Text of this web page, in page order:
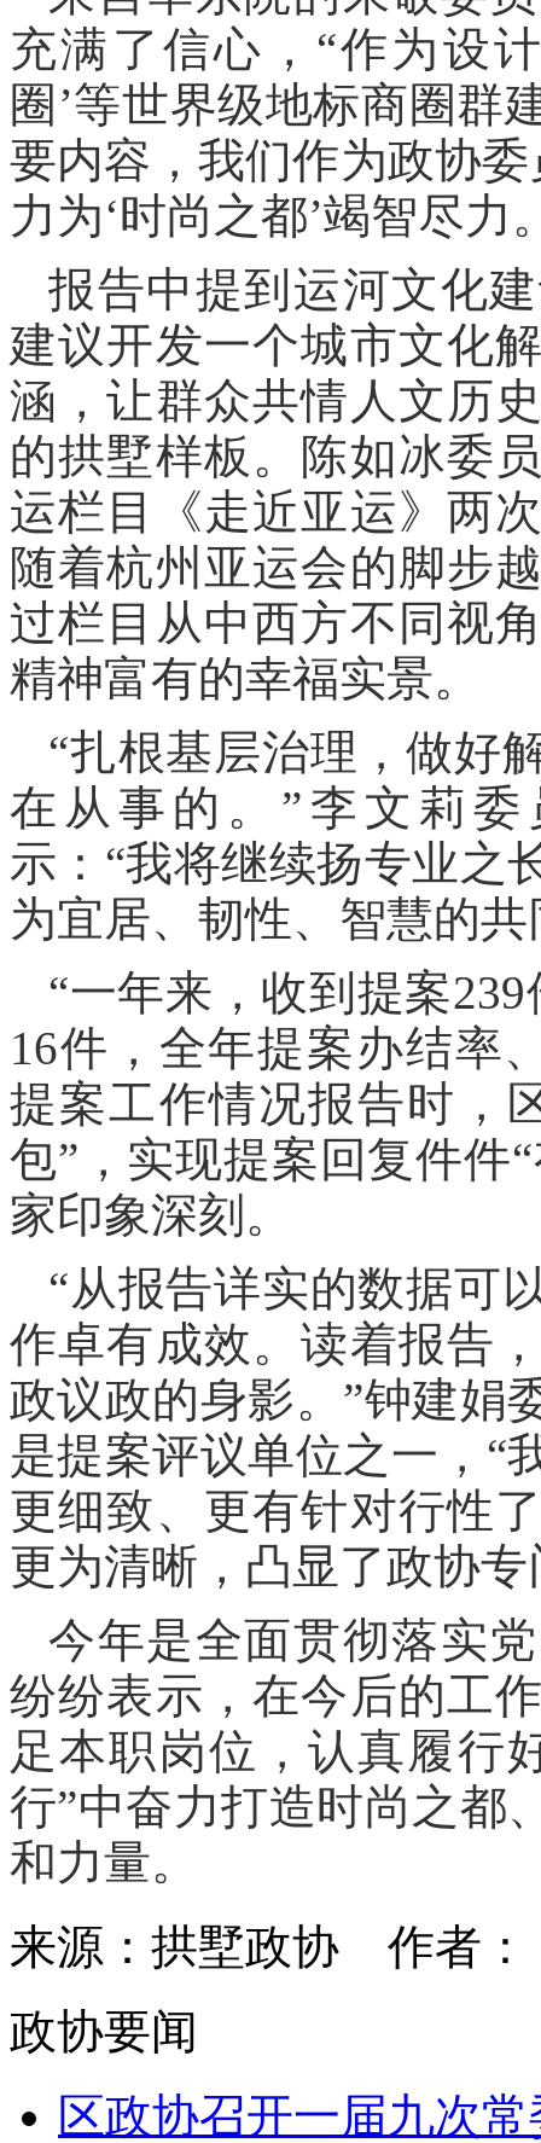
充满了信心，“作为设
圈’等世界级地标商圈群
要内容，我们作为政协
力为‘时尚之都’竭智尽力
报告中提到运河文化
建议开发一个城市文化
涵，让群众共情人文历
的拱墅样板。陈如冰委
运栏目《走近亚运》两
随着杭州亚运会的脚步
过栏目从中西方不同视
精神富有的幸福实景。
“扎根基层治理，做好
在从事的。”李文莉
示：“我将继续扬专业之
为宜居、韧性、智慧的
“一年来，收到提案
16件，全年提案办结率
提案工作情况报告时，
包”，实现提案回复件件
家印象深刻。
“从报告详实的数据可
作卓有成效。读着报告
政议政的身影。”钟建娟
是提案评议单位之一，“
更细致、更有针对行性
更为清晰，凸显了政协
今年是全面贯彻落实
纷纷表示，在今后的工
足本职岗位，认真履行
行”中奋力打造时尚之都
和力量。
来源：拱墅政协 作者
政协要闻
区政协召开一届九次